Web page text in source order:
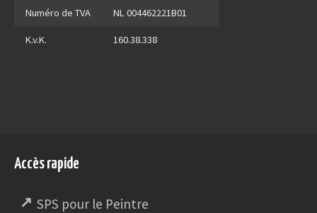
Numéro de TVA NL 004462221B01
K.v.K. 160.38.338
Accès rapide
SPS pour le Peintre